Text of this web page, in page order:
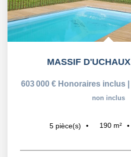
MASSIF D'UCHAUX
603 000 € Honoraires inclus
non inclus
5 pièce(s) 190 m²